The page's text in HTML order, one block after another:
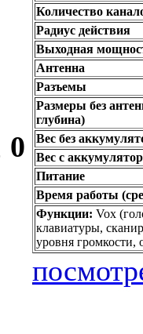
0
Количество
Радиус действия
Выходная
Антенна
Разъемы
Размеры без
глубина)
Вес без
Вес с
Питание
Время работы
Функции: Vox
клавиатуры,
уровня громкости,